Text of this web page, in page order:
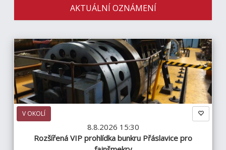
AKTUÁLNÍ OZNÁMENÍ
V OKOLÍ
8.8.2026 15:30
Rozšířená VIP prohlídka bunkru Přáslavice pro